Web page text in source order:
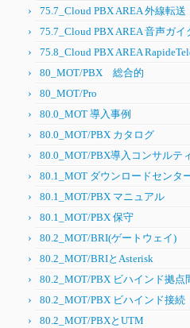
75.7_Cloud PBX AREA 外線転送
75.7_Cloud PBX AREA 音声ガイ
75.8_Cloud PBX AREA
80_MOT/PBX 総合的
80_MOT/Pro
80.0_MOT 導入事例
80.0_MOT/PBX カタログ
80.0_MOT/PBX導入コンサルテ
80.1_MOT ダウンロードセンタ
80.1_MOT/PBX マニュアル
80.1_MOT/PBX 保守
80.2_MOT/BRI(ゲートウェイ)
80.2_MOT/BRIとAsterisk
80.2_MOT/PBX ビハインド拠点
80.2_MOT/PBX ビハインド接続
80.2_MOT/PBXとUTM